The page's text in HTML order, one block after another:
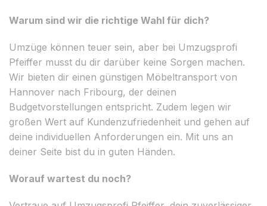
Warum sind wir die richtige Wahl für dich?
Umzüge können teuer sein, aber bei Umzugsprofi
Pfeiffer musst du dir darüber keine Sorgen machen.
Wir bieten dir einen günstigen Möbeltransport von
Hannover nach Fribourg, der deinen
Budgetvorstellungen entspricht. Zudem legen wir
großen Wert auf Kundenzufriedenheit und gehen auf
deine individuellen Anforderungen ein. Mit uns an
deiner Seite bist du in guten Händen.
Worauf wartest du noch?